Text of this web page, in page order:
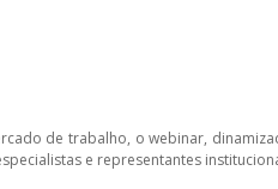
de trabalho, o webinar,
e representantes